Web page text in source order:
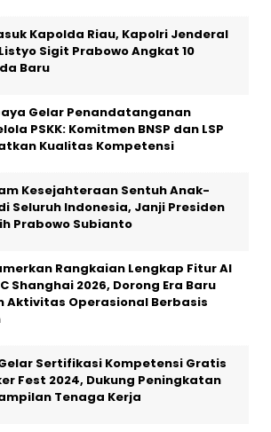
Kapolda Riau, Kapolri Jenderal
Sigit Prabowo Angkat 10
Baru
Gelar Penandatanganan
PSKK: Komitmen BNSP dan LSP
Kualitas Kompetensi
Kesejahteraan Sentuh Anak-
Seluruh Indonesia, Janji Presiden
Prabowo Subianto
Rangkaian Lengkap Fitur AI
Shanghai 2026, Dorong Era Baru
Aktivitas Operasional Berbasis
Gelar Sertifikasi Kompetensi Gratis
Fest 2024, Dukung Peningkatan
Tenaga Kerja